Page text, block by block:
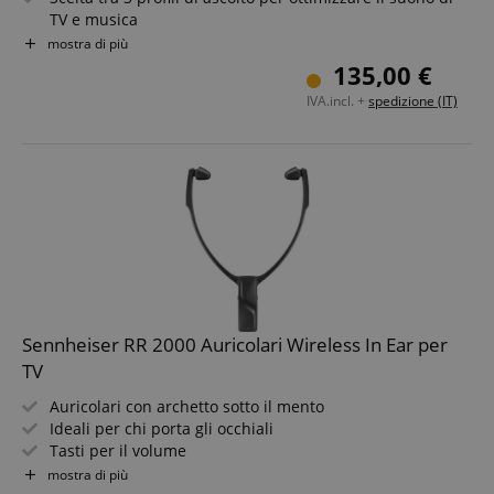
TV e musica
Funzione Speech Clarity per dialoghi più chiari
Portata wireless di 70 m per massima libertà di
Design leggero ed ergonomico che riduce la pressione
memory foam (2 misure S/L), alimentatore e cavo
Auricolari di ricambio senza base!
mostra di più
135,00 €
IVA.incl. + spedizione (IT)
Sennheiser RR 2000 Auricolari Wireless In Ear per
TV
Auricolari con archetto sotto il mento
Ideali per chi porta gli occhiali
Tasti per il volume
Fino a 9 ore di autonomia
mostra di più